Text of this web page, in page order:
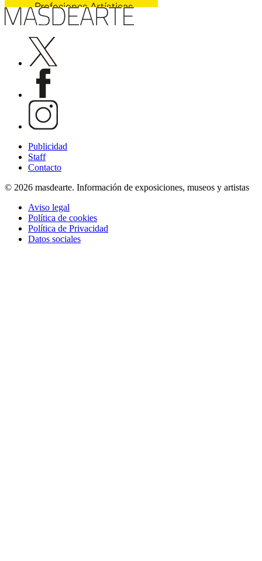
Publicidad
Staff
Contacto
© 2026 masdearte. Información de exposiciones, museos y artistas
Aviso legal
Política de cookies
Política de Privacidad
Datos sociales